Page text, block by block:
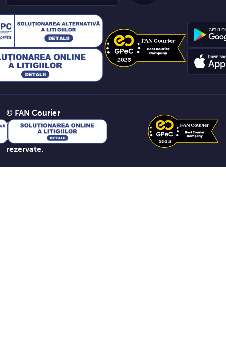
© FAN Courier
2026. Toate
drepturile
rezervate.